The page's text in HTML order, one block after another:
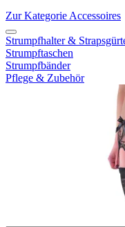
Zur Kategorie Accessoires
Strumpfhalter &
Strumpftaschen
Strumpfbänder
Pflege & Zubehör